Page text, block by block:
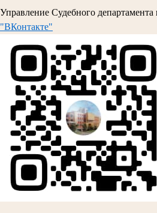
Управление Судебного
"ВКонтакте"